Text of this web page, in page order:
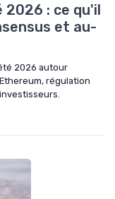
: ce qu'il
et au-
2026 autour
régulation